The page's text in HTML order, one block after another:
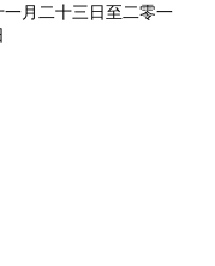
月二十三日至二零一